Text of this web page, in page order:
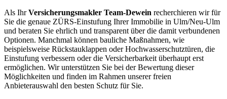
Als IhrVersicherungsmakler Team-Dewein recherchieren wir für
Sie die genaue ZÜRS-Einstufung Ihrer Immobilie in Ulm/Neu-Ulm
und beraten Sie ehrlich und transparent über die damit verbundenen
Optionen. Manchmal können bauliche Maßnahmen, wie
beispielsweise Rückstauklappen oder Hochwasserschutztüren, die
Einstufung verbessern oder die Versicherbarkeit überhaupt erst
ermöglichen. Wir unterstützen Sie bei der Bewertung dieser
Möglichkeiten und finden im Rahmen unserer freien
Anbieterauswahl den besten Schutz für Sie.